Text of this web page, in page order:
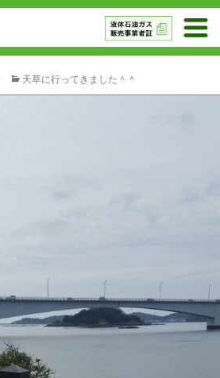
天草に行ってきました＾＾